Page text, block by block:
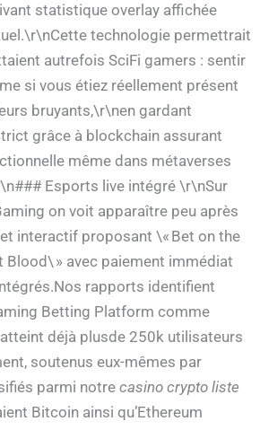
statistique overlay affichée
technologie permettrait
autrefois SciFi gamers : sentir
si vous étiez réellement présent
bruyants,\r\nen gardant
grâce à blockchain assurant
même dans métaverses
Esports live intégré \r\nSur
on voit apparaître peu après
interactif proposant \« Bet on the
Blood\ » avec paiement immédiat
rapports identifient
Betting Platform comme
déjà plusde 250k utilisateurs
soutenus eux-mêmes par
parmi notre casino crypto liste
Bitcoin ainsi qu’Ethereum